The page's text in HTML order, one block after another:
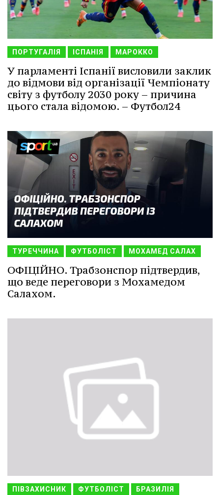
ПОРТУГАЛІЯ ІСПАНІЯ МАРОККО
У парламенті Іспанії висловили заклик
до відмови від організації Чемпіонату
світу з футболу 2030 року – причина
цього стала відомою. – Футбол24
ТУРЕЧЧИНА ФУТБОЛІСТ МОХАМЕД САЛАХ
ОФІЦІЙНО. Трабзонспор підтвердив,
що веде переговори з Мохамедом
Салахом.
ПІВЗАХИСНИК ФУТБОЛІСТ БРАЗИЛІЯ